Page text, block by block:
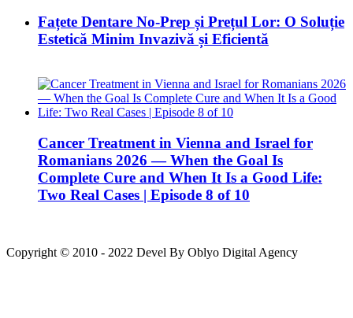
Fațete Dentare No-Prep și Prețul Lor: O Soluție
Estetică Minim Invazivă și Eficientă
Cancer Treatment in Vienna and Israel for
Romanians 2026 — When the Goal Is
Complete Cure and When It Is a Good Life:
Two Real Cases | Episode 8 of 10
Copyright © 2010 - 2022 Devel By Oblyo Digital Agency